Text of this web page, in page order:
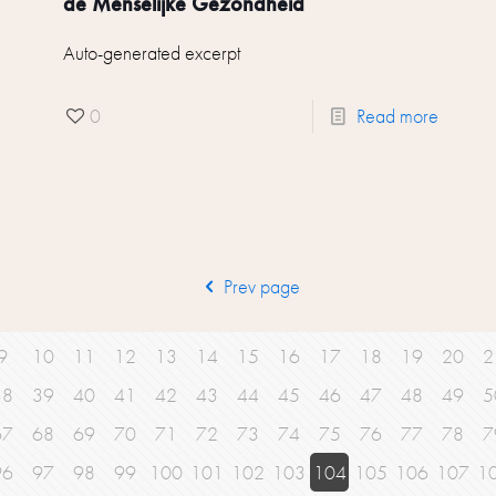
Auto-generated excerpt
0 Read more
Prev page
10 11 12 13 14 15 16 17 18 19 20
39 40 41 42 43 44 45 46 47 48 49
68 69 70 71 72 73 74 75 76 77 78
97 98 99 100 101 102 103 104 105 106 107